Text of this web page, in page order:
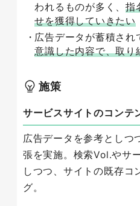
われるものが多く、指
せを獲得していきたい
広告データが蓄積され
意識した内容で、取り
施策
サービスサイトのコンテ
広告データを参考としつ
張を実施。検索Vol.やサ
しつつ、サイトの既存コ
グ。